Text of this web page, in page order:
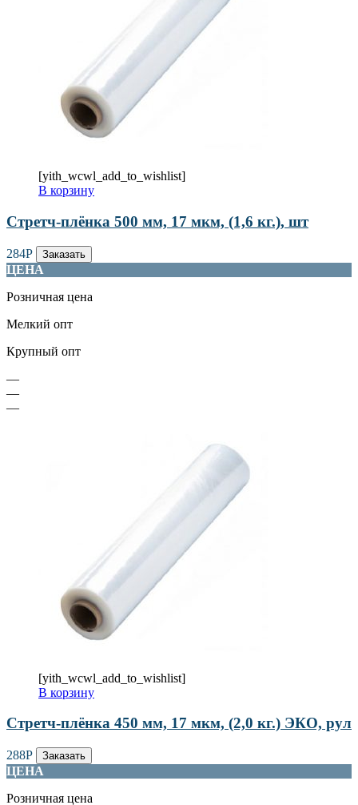
[yith_wcwl_add_to_wishlist]
В корзину
Стретч-плёнка 500 мм, 17 мкм, (1,6 кг.), шт
284Р Заказать
ЦЕНА
Розничная цена
Мелкий опт
Крупный опт
—
—
—
[yith_wcwl_add_to_wishlist]
В корзину
Стретч-плёнка 450 мм, 17 мкм, (2,0 кг.) ЭКО, рул
288Р Заказать
ЦЕНА
Розничная цена